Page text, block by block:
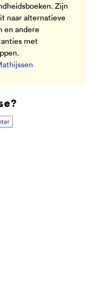
Zijn
naar alternatieve
en andere
met